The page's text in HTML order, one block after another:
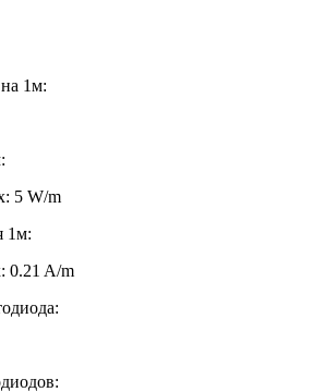
1м:
5 W/m
1м:
0.21 A/m